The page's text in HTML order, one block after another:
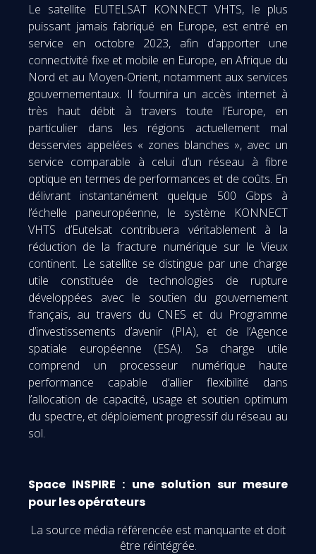
Le satellite EUTELSAT KONNECT VHTS, le plus
puissant jamais fabriqué en Europe, est entré en
service en octobre 2023, afin d’apporter une
connectivité fixe et mobile en Europe, en Afrique du
Nord et au Moyen-Orient, notamment aux services
gouvernementaux. Il fournira un accès internet à
très haut débit à travers toute l’Europe, en
particulier dans les régions actuellement mal
desservies appelées « zones blanches », avec un
service comparable à celui d’un réseau à fibre
optique en termes de performances et de coûts. En
délivrant instantanément quelque 500 Gbps à
l’échelle paneuropéenne, le système KONNECT
VHTS d’Eutelsat contribuera véritablement à la
réduction de la fracture numérique sur le Vieux
continent. Le satellite se distingue par une charge
utile constituée de technologies de rupture
développées avec le soutien du gouvernement
français, au travers du CNES et du Programme
d’investissements d’avenir (PIA), et de l’Agence
spatiale européenne (ESA). Sa charge utile
comprend un processeur numérique haute
performance capable d’allier flexibilité dans
l’allocation de capacité, usage et soutien optimum
du spectre, et déploiement progressif du réseau au
sol.
Space INSPIRE : une solution sur mesure
pour les opérateurs
La source média référencée est manquante et doit
être réintégrée.